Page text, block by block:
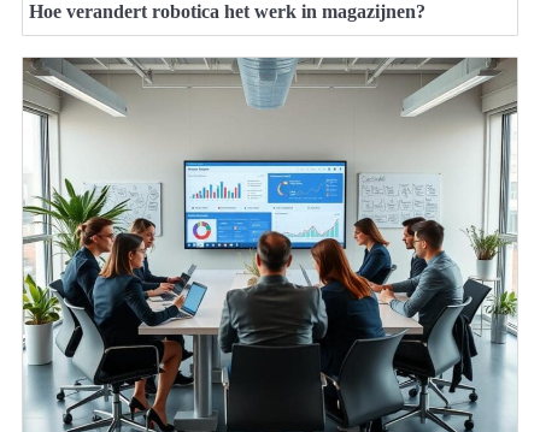
Hoe verandert robotica het werk in magazijnen?